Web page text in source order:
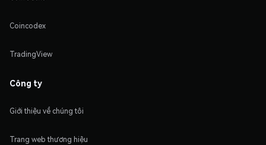
Coincodex
TradingView
Công ty
Giới thiệu về chúng tôi
Trang web thương hiệu